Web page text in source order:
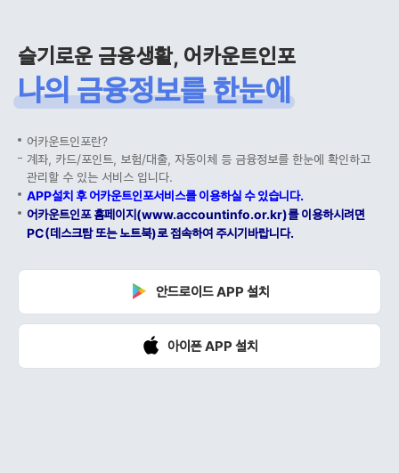
슬기로운 금융생활, 어카운트인포
나의 금융정보를 한눈에
어카운트인포란?
계좌, 카드/포인트, 보험/대출, 자동이체 등 금융정보를 한눈에 확인하고
관리할 수 있는 서비스 입니다.
APP설치 후 어카운트인포서비스를 이용하실 수 있습니다.
어카운트인포 홈페이지(www.accountinfo.or.kr)를 이용하시려면
PC(데스크탑 또는 노트북)로 접속하여 주시기바랍니다.
안드로이드 APP 설치
아이폰 APP 설치